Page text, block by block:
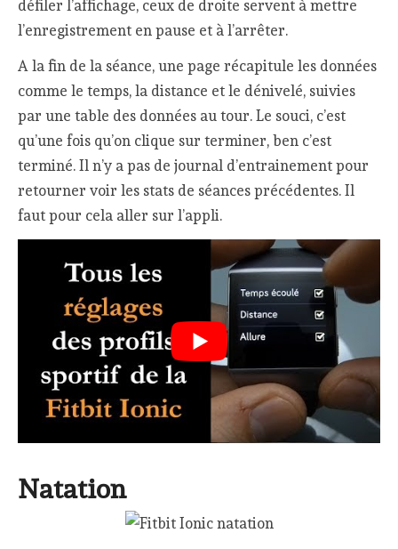
défiler l’affichage, ceux de droite servent à mettre
l’enregistrement en pause et à l’arrêter.
A la fin de la séance, une page récapitule les données
comme le temps, la distance et le dénivelé, suivies
par une table des données au tour. Le souci, c’est
qu’une fois qu’on clique sur terminer, ben c’est
terminé. Il n’y a pas de journal d’entrainement pour
retourner voir les stats de séances précédentes. Il
faut pour cela aller sur l’appli.
Natation